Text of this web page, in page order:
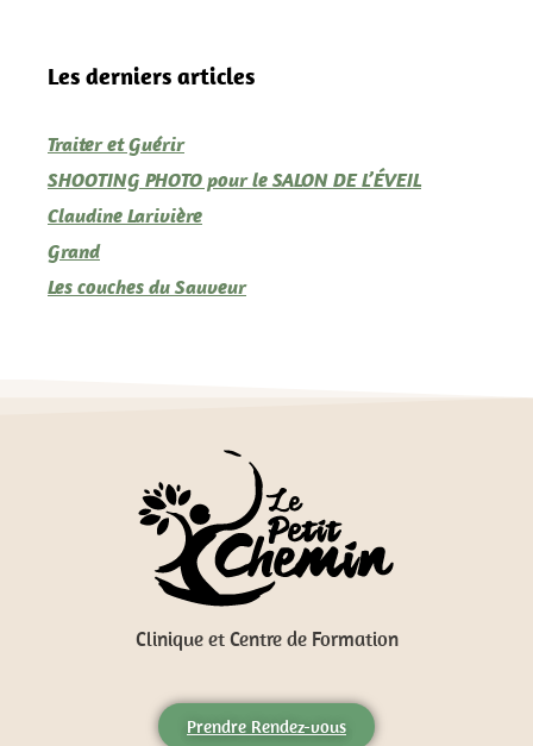
Les derniers articles
Traiter et Guérir
SHOOTING PHOTO pour le SALON DE L’ÉVEIL
Claudine Larivière
Grand
Les couches du Sauveur
Clinique et Centre de Formation
Prendre Rendez-vous